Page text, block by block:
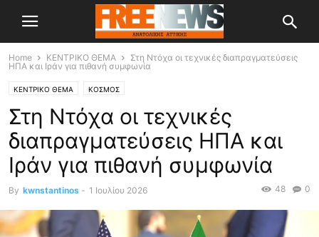
Home ΚΕΝΤΡΙΚΟ ΘΕΜΑ
Στη Ντόχα οι τεχνικές διαπραγματεύσεις
ΗΠΑ και Ιράν για πιθανή συμφωνία
ΚΕΝΤΡΙΚΟ ΘΕΜΑ ΚΟΣΜΟΣ
Στη Ντόχα οι τεχνικές
διαπραγματεύσεις ΗΠΑ και
Ιράν για πιθανή συμφωνία
By kwnstantinos - 1 Ιουλίου 2026 0
48